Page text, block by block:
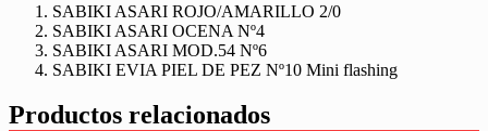
SABIKI ASARI ROJO/AMARILLO 2/0
SABIKI ASARI OCENA Nº4
SABIKI ASARI MOD.54 Nº6
SABIKI EVIA PIEL DE PEZ Nº10 Mini flashing
Productos relacionados